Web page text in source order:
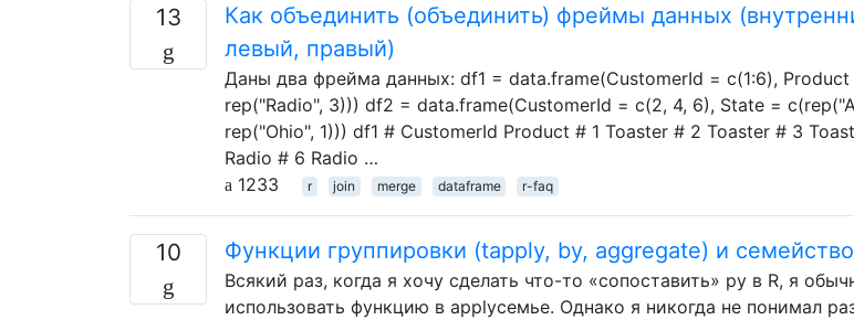
13
Как объединить (объединить) фреймы данных
левый, правый)
Даны два фрейма данных: df1 = data.frame(CustomerId = c(1:6),
rep("Radio", 3))) df2 = data.frame(CustomerId = c(2, 4, 6), State =
rep("Ohio", 1))) df1 # CustomerId Product # 1 Toaster # 2 Toaster # 3
Radio # 6 Radio …
1233
r join merge dataframe r-faq
10 Функции группировки (tapply, by, aggregate) и
Всякий раз, когда я хочу сделать что-то «сопоставить» py в R, я
использовать функцию в applyсемье. Однако я никогда не понимал